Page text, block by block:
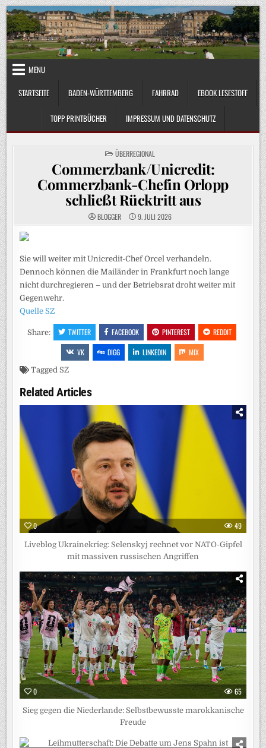
Skip
to
content
MENU
STARTSEITE
BADEN-WÜRTTEMBERG FAHRRAD EBOOK LESESTOFF
TOPP PRINTBÜCHER IMPRESSUM UND DATENSCHUTZ
POSTED
IN
ÜBERREGIONAL
Commerzbank/Unicredit:
Commerzbank-Chefin Orlopp
schließt Rücktritt aus
BLOGGER 9. JULI 2026
Sie will weiter mit Unicredit-Chef Orcel verhandeln.
Dennoch können die Mailänder in Frankfurt noch lange
nicht durchregieren – und der Betriebsrat droht weiter mit
Gegenwehr.
Quelle SZ
Share: TWITTER FACEBOOK PINTEREST
REDDIT
VK
DIGG LINKEDIN MIX
Tagged SZ
Related Articles
0 49
Liveblog Ukrainekrieg: Selenskyj rechnet vor NATO-Gipfel
mit massiven russischen Angriffen
0 65
Sieg gegen die Niederlande: Selbstbewusste marokkanische
Freude